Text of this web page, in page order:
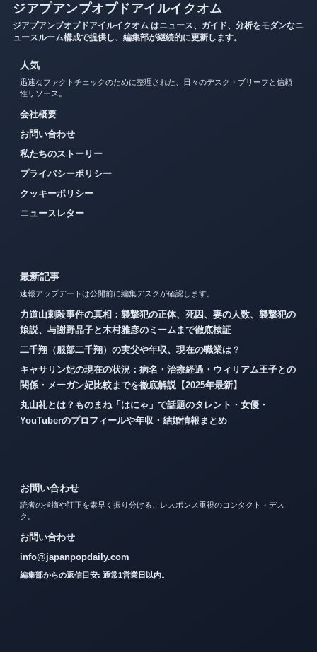
ジアプアンプオプドアイルイクオム
ジアプアンプオプドアイルイクオム はニュース、ガイド、分析をモダンなニ
ュースルーム構成で提供し、編集部が継続的に更新します。
人気
迅速なファクトチェックのために整理された、日々のデスク・ブリーフと信頼
性リソース。
会社概要
お問い合わせ
私たちのストーリー
プライバシーポリシー
クッキーポリシー
ニュースレター
最新記事
速報アップデートは公開前に編集デスクが確認します。
力道山刺殺事件の真相：襲撃犯の正体、死因、妻の人数、襲撃犯の
娘説、与謝野晶子と木村雅彦のミームまで徹底検証
二千翔（服部二千翔）の実父や年収、現在の職業は？
キャサリン妃の現在の状況：病名・治療経過・ウィリアム王子との
関係・メーガン妃比較までを徹底解説【2025年最新】
丸山礼とは？ものまね「はにゃ」で話題のタレント・女優・
YouTuberのプロフィールや年収・結婚情報まとめ
お問い合わせ
読者の指摘や訂正を素早く振り分ける、レスポンス重視のコンタクト・デス
ク。
お問い合わせ
info@japanpopdaily.com
編集部からの返信目安: 通常1営業日以内。